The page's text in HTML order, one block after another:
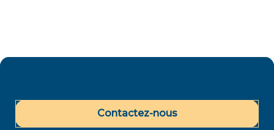
Contactez-nous